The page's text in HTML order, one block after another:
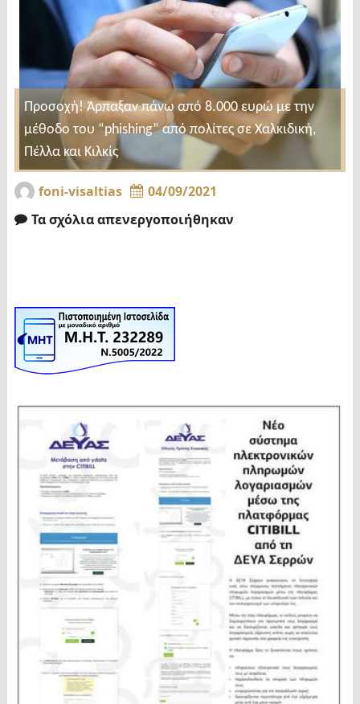
Προσοχή! Άρπαξαν πάνω από 8.000 ευρώ με την
μέθοδο του “phishing” από πολίτες σε Χαλκιδική,
Πέλλα και Κιλκίς
foni-visaltias
04/09/2021
Τα σχόλια απενεργοποιήθηκαν